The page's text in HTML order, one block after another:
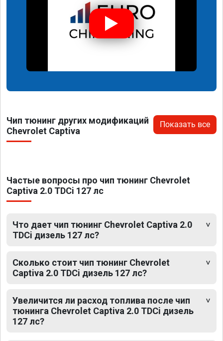
Чип тюнинг других модификаций
Chevrolet Captiva
Показать все
Частые вопросы про чип тюнинг Chevrolet
Captiva 2.0 TDCi 127 лс
Что дает чип тюнинг Chevrolet Captiva 2.0
TDCi дизель 127 лс?
Сколько стоит чип тюнинг Chevrolet
Captiva 2.0 TDCi дизель 127 лс?
Увеличится ли расход топлива после чип
тюнинга Chevrolet Captiva 2.0 TDCi дизель
127 лс?